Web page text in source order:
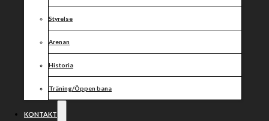
Styrelse
Arenan
Historia
Träning/Öppen bana
KONTAKT
hemmamatch är det också årets familjematch.
Meet and greet med våra vargförare
Hoppborg
Sockervadd
Souvenirförsäljning vid entrén
Godisregn